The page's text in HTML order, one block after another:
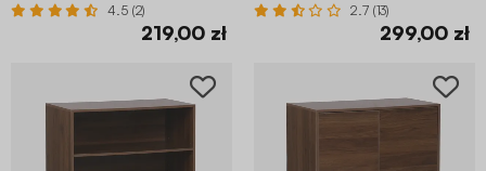
4.5 (2)
219,00 zł
2.7 (13)
299,00 zł